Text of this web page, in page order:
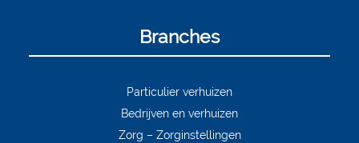
Branches
Particulier verhuizen
Bedrijven en verhuizen
Zorg – Zorginstellingen